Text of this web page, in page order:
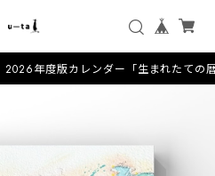
2026年度版カレンダー「生まれたての暦